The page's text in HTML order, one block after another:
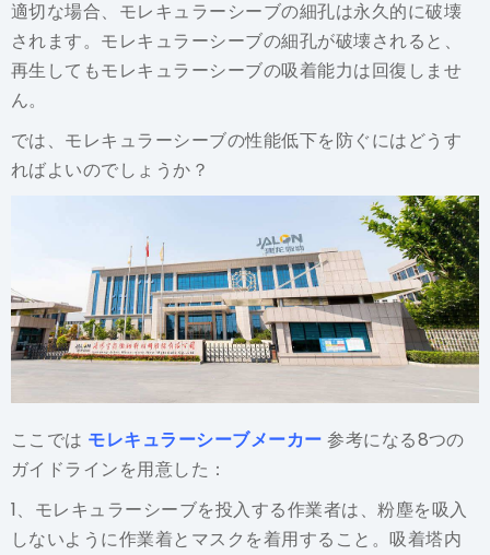
適切な場合、モレキュラーシーブの細孔は永久的に破壊
されます。モレキュラーシーブの細孔が破壊されると、
再生してもモレキュラーシーブの吸着能力は回復しませ
ん。
では、モレキュラーシーブの性能低下を防ぐにはどうす
ればよいのでしょうか？
ここでは モレキュラーシーブメーカー 参考になる8つの
ガイドラインを用意した：
1、モレキュラーシーブを投入する作業者は、粉塵を吸入
しないように作業着とマスクを着用すること。吸着塔内